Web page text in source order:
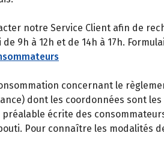
notre Service Client afin de
9h à 12h et de 14h à 17h.
concernant le
dont les coordonnées sont les
préalable écrite des
Pour connaître les modalités